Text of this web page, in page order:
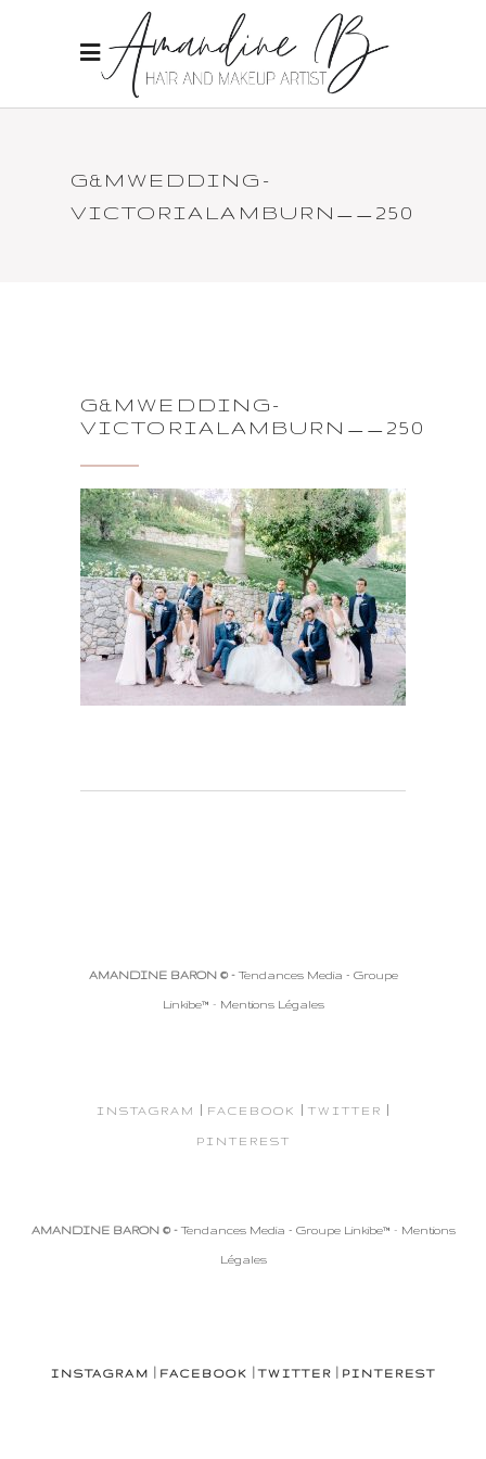
G&MWEDDING-
VICTORIALAMBURN__250
G&MWEDDING-
VICTORIALAMBURN__250
AMANDINE BARON © -Tendances Media - Groupe
Linkibe™ - Mentions Légales
INSTAGRAM | FACEBOOK | TWITTER |
PINTEREST
AMANDINE BARON © -Tendances Media - Groupe Linkibe™ - Mentions
Légales
INSTAGRAM FACEBOOK |TWITTER PINTEREST